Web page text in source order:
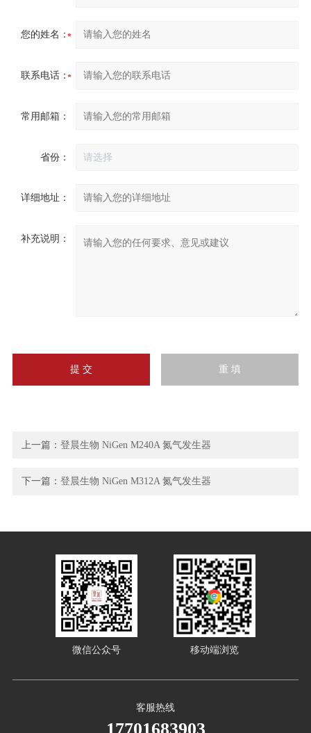
您的姓名：
联系电话：
常用邮箱：
省份：
详细地址：
补充说明：
上一篇：登晨生物 NiGen M240A 氮气发生器
下一篇：登晨生物 NiGen M312A 氮气发生器
客服热线
微信公众号 移动端浏览